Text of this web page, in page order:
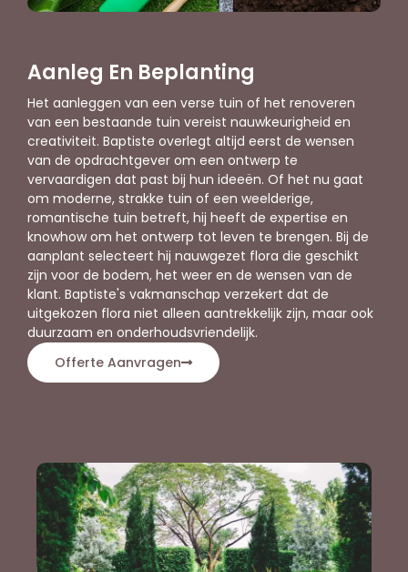
Aanleg En Beplanting
Het aanleggen van een verse tuin of het renoveren
van een bestaande tuin vereist nauwkeurigheid en
creativiteit. Baptiste overlegt altijd eerst de wensen
van de opdrachtgever om een ontwerp te
vervaardigen dat past bij hun ideeën. Of het nu gaat
om moderne, strakke tuin of een weelderige,
romantische tuin betreft, hij heeft de expertise en
knowhow om het ontwerp tot leven te brengen. Bij de
aanplant selecteert hij nauwgezet flora die geschikt
zijn voor de bodem, het weer en de wensen van de
klant. Baptiste's vakmanschap verzekert dat de
uitgekozen flora niet alleen aantrekkelijk zijn, maar ook
duurzaam en onderhoudsvriendelijk.
Offerte Aanvragen